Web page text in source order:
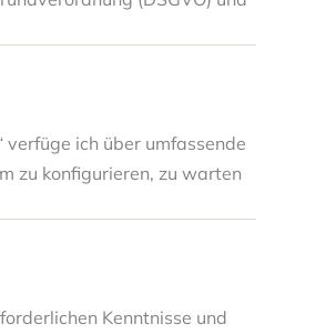
verfüge ich über umfassende
zu konfigurieren, zu warten
Kenntnisse und